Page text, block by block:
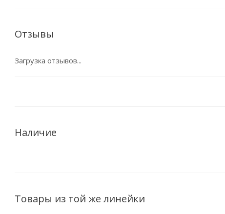
Отзывы
Загрузка отзывов...
Наличие
Товары из той же линейки